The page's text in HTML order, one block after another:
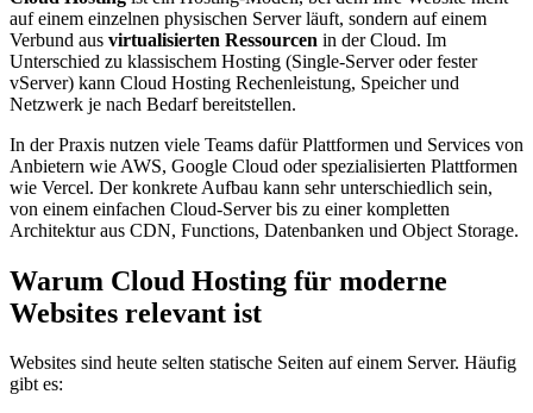
auf einem einzelnen physischen Server läuft, sondern auf einem
Verbund aus virtualisierten Ressourcen in der Cloud. Im
Unterschied zu klassischem Hosting (Single-Server oder fester
vServer) kann Cloud Hosting Rechenleistung, Speicher und
Netzwerk je nach Bedarf bereitstellen.
In der Praxis nutzen viele Teams dafür Plattformen und Services von
Anbietern wie AWS, Google Cloud oder spezialisierten Plattformen
wie Vercel. Der konkrete Aufbau kann sehr unterschiedlich sein,
von einem einfachen Cloud-Server bis zu einer kompletten
Architektur aus CDN, Functions, Datenbanken und Object Storage.
Warum Cloud Hosting für moderne
Websites relevant ist
Websites sind heute selten statische Seiten auf einem Server. Häufig
gibt es: